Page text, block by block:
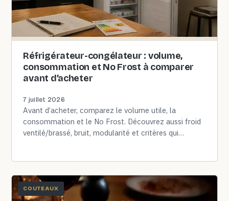
Réfrigérateur-congélateur : volume,
consommation et No Frost à comparer
avant d’acheter
7 juillet 2026
Avant d’acheter, comparez le volume utile, la
consommation et le No Frost. Découvrez aussi froid
ventilé/brassé, bruit, modularité et critères qui
COUTEAUX